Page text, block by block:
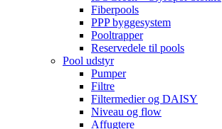
Fiberpools
PPP byggesystem
Pooltrapper
Reservedele til pools
Pool udstyr
Pumper
Filtre
Filtermedier og DAISY
Niveau og flow
Affugtere